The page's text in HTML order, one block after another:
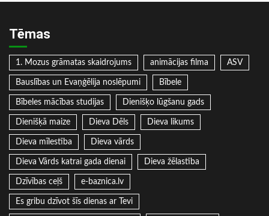
Tēmas
1. Mozus grāmatas skaidrojums animācijas filma ASV
Bauslības un Evaņģēlija noslēpumi Bībele
Bībeles mācības studijas Dienišķo lūgšanu gads
Dienišķā maize Dieva Dēls Dieva likums
Dieva mīlestība Dieva vārds
Dieva Vārds katrai gada dienai Dieva žēlastība
Dzīvības ceļš e-baznica.lv
Es gribu dzīvot šīs dienas ar Tevi